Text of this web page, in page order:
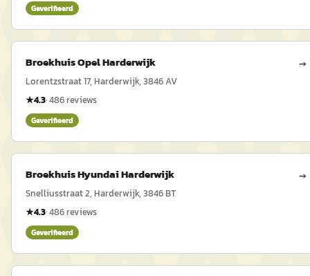
Geverifieerd
Broekhuis Opel Harderwijk →
Lorentzstraat 17, Harderwijk, 3846 AV
★4.3·486reviews
Geverifieerd
Broekhuis Hyundai Harderwijk →
Snelliusstraat 2, Harderwijk, 3846 BT
★4.3·486reviews
Geverifieerd